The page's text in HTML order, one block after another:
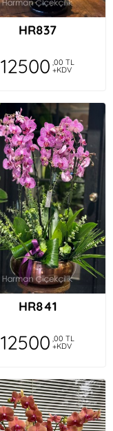
HR837
12500 ,00 TL
+KDV
HR841
12500 ,00 TL
+KDV